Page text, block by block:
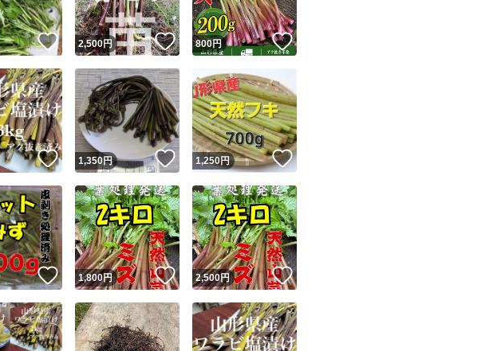
スピード＆安心発送
このユーザーは高頻度で24時間以内＆設定した発送日数内に発送してい
ます
スピード発送 このユーザーは高頻度で24時間以内に発送しています
安心発送 このユーザーは設定した発送日数内に発送しています
いいね！
2,500円 いいね！
800円 いいね！
いいね！
1,350円 いいね！
1,250円 いいね！
いいね！
1,800円 いいね！
2,500円 いいね！